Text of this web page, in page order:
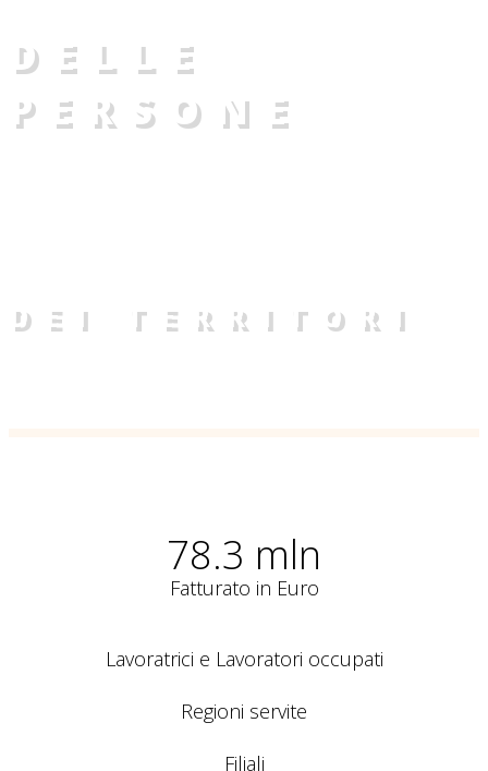
DELLE
PERSONE
DEI TERRITORI
78.3 mln
Fatturato in Euro
Lavoratrici e Lavoratori occupati
Regioni servite
Filiali